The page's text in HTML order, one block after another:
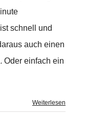
schnell und
auch einen
Oder einfach ein
Weiterlesen